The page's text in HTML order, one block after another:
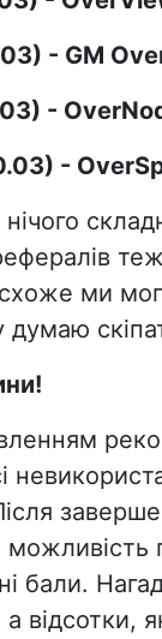
- GM
-
-
ми
думаю
можливість
бали.
а відсотки,